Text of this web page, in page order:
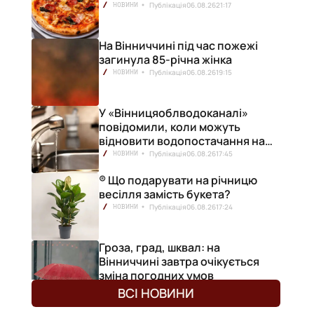
НОВИНИ Публікація06.08.2621:17
На Вінниччині під час пожежі
загинула 85-річна жінка
НОВИНИ Публікація06.08.2619:15
У «Вінницяоблводоканалі»
повідомили, коли можуть
відновити водопостачання на
лівобережжі міста
НОВИНИ Публікація06.08.2617:45
® Що подарувати на річницю
весілля замість букета?
НОВИНИ Публікація06.08.2617:24
Гроза, град, шквал: на
Вінниччині завтра очікується
зміна погодних умов
НОВИНИ Публікація06.08.26
ВСІ НОВИНИ